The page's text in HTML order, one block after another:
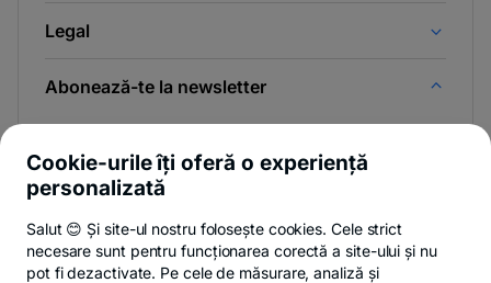
Legal
Abonează-te la newsletter
Poți renunța oricând,vezi detalii-
opens
in
.
Cookie-urile îți oferă o experiență
personalizată
Salut 😊 Și site-ul nostru folosește cookies. Cele strict
necesare sunt pentru funcționarea corectă a site-ului și nu
pot fi dezactivate. Pe cele de măsurare, analiză și